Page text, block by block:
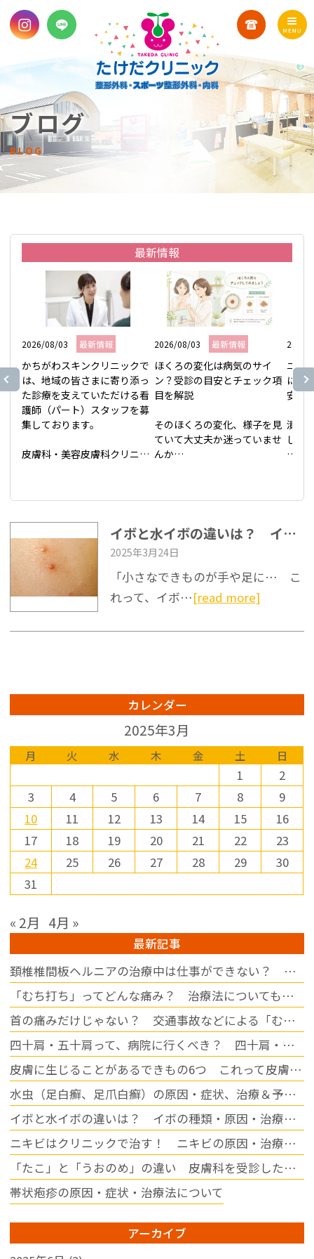
ブログ
BLOG
最新情報
2026/08/03 最新情報
かちがわスキンクリニックで
は、地域の皆さまに寄り添っ
た診療を支えていただける看
護師（パート）スタッフを募
集しております。
皮膚科・美容皮膚科クリニッ
患者さま一人ひとりに丁寧に
【募集職種】
看護師（パート）
・64歳以下の方
・看護師免許または準看護師
・クリニック関連業務
【給与】
時給1,500円～1,600円
【賞与】
年2回支給（業績による）
【各種手当】
通勤手当支給（上限20,000
円）
【勤務時間】
4時間勤務または8時間勤務と
※土曜日に勤務できる方を歓
迎しております。
【休日】
・日曜
・祝日
・木曜午後
・その他シフトによる
【勤務地】
愛知県春日井市小野町5丁目
89-7
マイカー通勤も可能です◎
子育てや家庭と両立しながら
働きたい方、ブランクのある
方もぜひご相談ください。ス
タッフ同士が協力し合い、働
きやすい環境づくりを目指し
2026/08/03 最新情報
ほくろの変化は病気のサイ
ン？受診の目安とチェック項
目を解説
そのほくろの変化、様子を見
ていて大丈夫か迷っていませ
んか
ろの形が少しいびつになった
するけれど、年齢のせいかも
しれない——そう迷いなが
ら、忙しさに紛れて受診を先
延ばしにしている方は少なく
ありません。この記事では、
自宅でできるセルフチェック
安、受診時の流れと費用の考
観察してもらうほうが気持ち
の整理は進みやすくなりま
す。
- ほくろの変化はABCDEルー
ル(非対称・境界・色むら・大
きさ・変化速度)がセルフチェ
ックの目安となる
- 出血やかゆみを伴う場合、
成人後の新しいほくろは皮膚
科での観察が検討材料となる
- 受診時はダーモスコピー検
や記録の準備が診察に役立つ
2026/
ニキ
にし
安を
潰し
しな
と後
後に
と
まし
沈着
- 応
が基
は、
科へ
い
...続
イボと水イボの違いは？ イボの種類・原因・治療方法をご紹介
2025年3月24日
「小さなできものが手や足に… こ
れって、イボ…[read more]
カレンダー
2025年3月
月 火 水 木 金 土 日
1
2
3
4 5 6 7 8
9
10
11 12 13 14 15
16
17
18 19 20 21 22
23
24
25 26 27 28 29
30
31
« 2月 4月 »
最新記事
頚椎椎間板ヘルニアの治療中は仕事ができない？ 休む期間の目安について
「むち打ち」ってどんな痛み？ 治療法についても解説
首の痛みだけじゃない？ 交通事故などによる「むち打ち」の症状について
四十肩・五十肩って、病院に行くべき？ 四十肩・五十肩になりやすい人・なりにくい人
皮膚に生じることがあるできもの6つ これって皮膚病？
水虫（足白癬、足爪白癬）の原因・症状、治療＆予防について
イボと水イボの違いは？ イボの種類・原因・治療方法をご紹介
ニキビはクリニックで治す！ ニキビの原因・治療方法について
「たこ」と「うおのめ」の違い 皮膚科を受診した方がイイの？
帯状疱疹の原因・症状・治療法について
アーカイブ